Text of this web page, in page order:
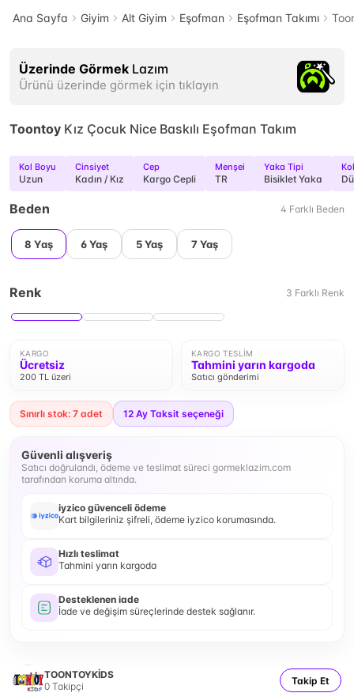
Ana Sayfa Giyim Alt Giyim Eşofman Eşofman Takımı
Üzerinde Görmek Lazım
Ürünü üzerinde görmek için tıklayın
Toontoy Kız Çocuk Nice Baskılı Eşofman Takım
Kol Boyu
Uzun
Cinsiyet
Kadın / Kız
Cep
Kargo Cepli
Menşei
TR
Yaka Tipi
Bisiklet Yaka
Beden 4 Farklı Beden
8 Yaş 6 Yaş 5 Yaş 7 Yaş
Renk 3 Farklı Renk
KARGO
Ücretsiz
200 TL üzeri
KARGO TESLIM
Tahmini yarın kargoda
Satıcı gönderimi
Sınırlı stok: 7 adet 12 Ay Taksit seçeneği
Güvenli alışveriş
Satıcı doğrulandı, ödeme ve teslimat süreci gormeklazim.com
tarafından koruma altında.
iyzico güvenceli ödeme
Kart bilgileriniz şifreli, ödeme iyzico korumasında.
Hızlı teslimat
Tahmini yarın kargoda
Desteklenen iade
İade ve değişim süreçlerinde destek sağlanır.
TOONTOYKİDS
0 Takipçi Takip Et